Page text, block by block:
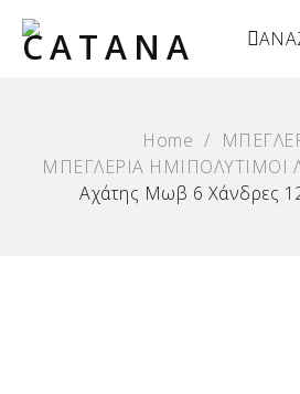
Home /
ΜΠΕΓΛΕΡΙΑ ΗΜΙΠΟΛΥΤΙΜΟΙ
Αχάτης Μωβ 6 Χάνδρες